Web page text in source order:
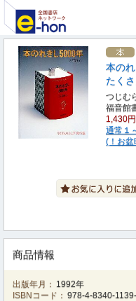
本の
たく
つじむ
福音館
1,430円
通常１
(！お盆
商品情報
出版年月： 1992年
ISBNコード： 978-4-8340-